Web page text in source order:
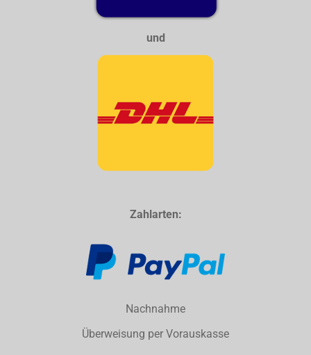
und
Zahlarten:
Nachnahme
Überweisung per Vorauskasse